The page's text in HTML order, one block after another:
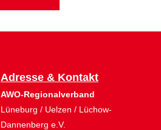
Adresse & Kontakt
AWO-Regionalverband
Lüneburg / Uelzen / Lüchow-
Dannenberg e.V.